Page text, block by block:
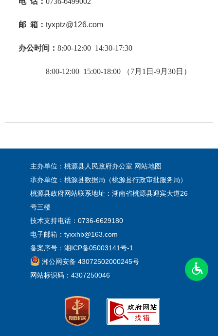
邮 箱： tyxptz@126.com
办公时间： 8:00-12:00 14:30-17:30
8:00-12:00 15:00-18:00 （7月1日-9月30日）
主办单位：桃源县人民政府办公室 网站地图
承办单位：桃源县数据局（桃源县行政审批服务局）
桃源县政府网站联系地址：湖南省桃源县迎宾大道26
号三楼
技术支持电话：0736-6629180
电子邮箱：tyxxhb@163.com
备案序号： 湘ICP备05003141号-1
湘公网安备 43072502000245号
网站标识码：4307250046